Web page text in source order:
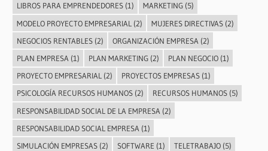
LIBROS PARA EMPRENDEDORES(1) MARKETING(5)
MODELO PROYECTO EMPRESARIAL (2) MUJERES DIRECTIVAS(2)
NEGOCIOS RENTABLES(2) ORGANIZACIÓN EMPRESA (2)
PLAN EMPRESA (1) PLAN MARKETING(2) PLAN NEGOCIO(1)
PROYECTO EMPRESARIAL(2) PROYECTOS EMPRESAS(1)
PSICOLOGÍA RECURSOS HUMANOS(2) RECURSOS HUMANOS(5)
RESPONSABILIDAD SOCIAL DE LA EMPRESA (2)
RESPONSABILIDAD SOCIAL EMPRESA (1)
SIMULACIÓN EMPRESAS(2) SOFTWARE (1) TELETRABAJO(5)